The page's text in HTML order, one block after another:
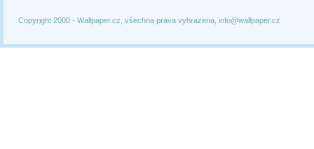
Copyright 2000 - Wallpaper.cz, všechna práva vyhrazena, info@wallpaper.cz